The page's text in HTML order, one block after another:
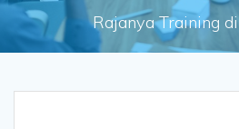
Rajanya Training